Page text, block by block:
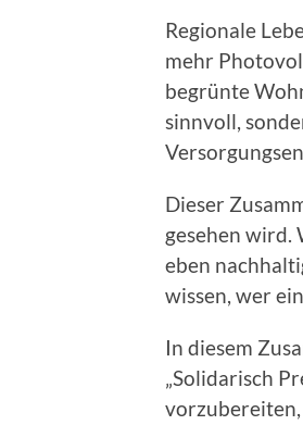
Regionale
mehr
begrünte
sinnvoll,
Dieser
gesehen wird.
eben
wissen, wer
In diesem
„Solidarisch
vorzubereiten,